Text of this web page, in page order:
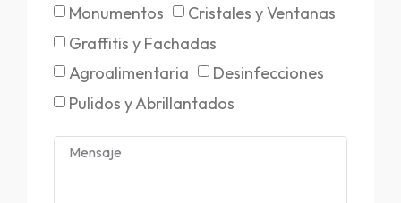
Monumentos
Cristales y Ventanas
Graffitis y Fachadas
Agroalimentaria
Desinfecciones
Pulidos y Abrillantados